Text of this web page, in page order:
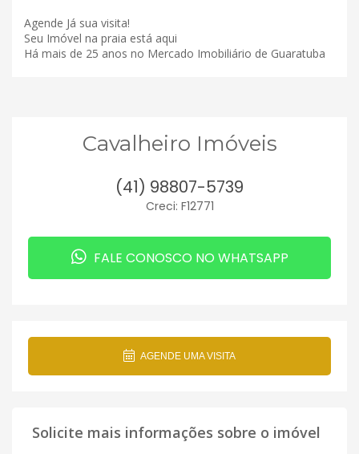
Agende Já sua visita!
Seu Imóvel na praia está aqui
Há mais de 25 anos no Mercado Imobiliário de Guaratuba
Cavalheiro Imóveis
(41) 98807-5739
Creci: F12771
FALE CONOSCO NO WHATSAPP
AGENDE UMA VISITA
Solicite mais informações sobre o imóvel